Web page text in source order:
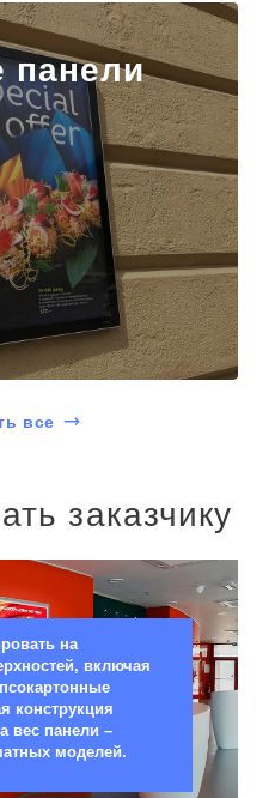
панели
все
заказчику
на
включая
конструкция
вес панели –
моделей.